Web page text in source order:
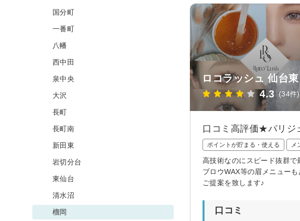
ロコラッシュ 仙台
4.3 (34件)
口コミ高評価★パリジ
ポイントが貯まる・使える メ
高技術なのにスピード抜群
ブロウWAX等の眉メニュー
ご提案を致します♪
口コミ
国分町
一番町
八幡
西中田
泉中央
大沢
長町
長町南
新田東
岩切分台
東仙台
清水沼
榴岡